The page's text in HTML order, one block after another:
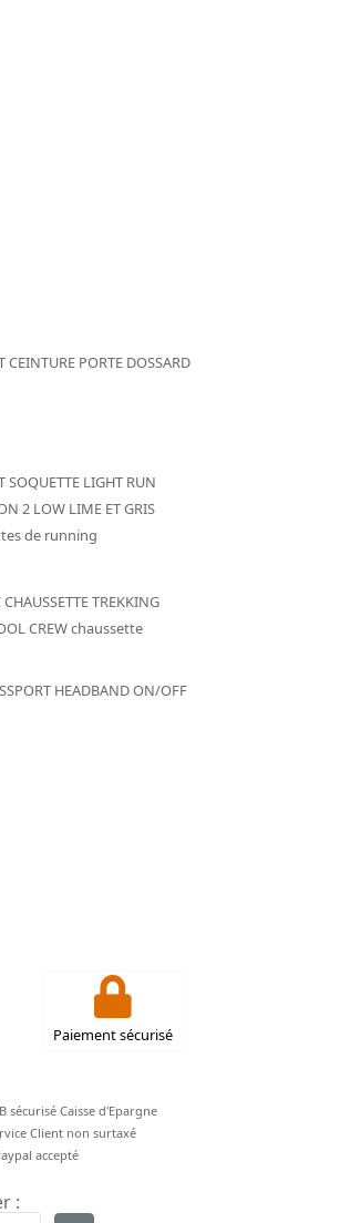
CEINTURE PORTE DOSSARD
SOQUETTE LIGHT RUN
2 LOW LIME ET GRIS
de running
TREKKING
CREW chaussette
HEADBAND ON/OFF
Paiement sécurisé
Paiement CB sécurisé Caisse d'Epargne
Client non surtaxé
accepté
: